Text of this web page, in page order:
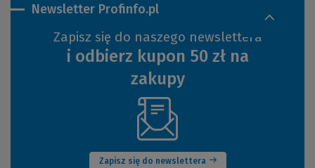
Newsletter Profinfo.pl
Zapisz się do naszego newslettera
i odbierz kupon 50 zł na
zakupy
Zapisz się do newslettera
(Nowe
okno)